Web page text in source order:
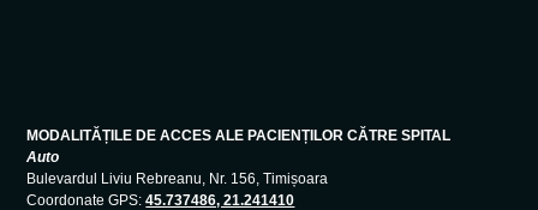
MODALITĂȚILE DE ACCES ALE PACIENȚILOR CĂTRE SPITAL
Auto
Bulevardul Liviu Rebreanu, Nr. 156, Timișoara
Coordonate GPS:45.737486, 21.241410